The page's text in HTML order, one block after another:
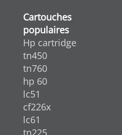
Cartouches
populaires
Hp cartridge
tn450
tn760
hp 60
lc51
cf226x
lc61
tn225